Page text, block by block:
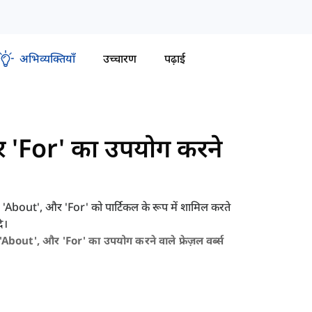
अभिव्यक्तियाँ उच्चारण पढ़ाई
का उपयोग करने
और 'For' को पार्टिकल के रूप में शामिल करते
और 'for' का उपयोग करने वाले फ्रेज़ल वर्ब्स